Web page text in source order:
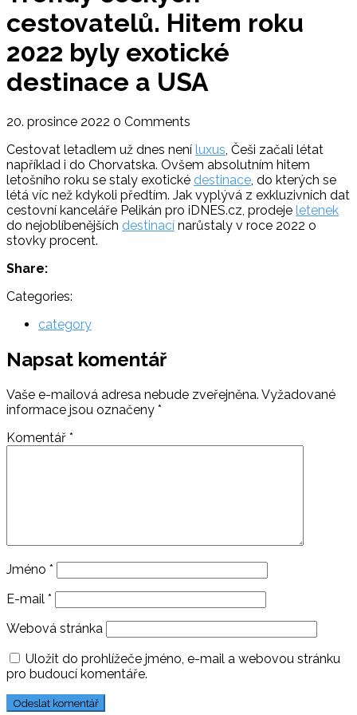
cestovatelů. Hitem roku
2022 byly exotické
destinace a USA
20. prosince 2022 0 Comments
Cestovat letadlem už dnes není luxus, Češi začali létat
například i do Chorvatska. Ovšem absolutním hitem
letošního roku se staly exotické destinace, do kterých se
létá víc než kdykoli předtím. Jak vyplývá z exkluzivních dat
cestovní kanceláře Pelikán pro iDNES.cz, prodeje letenek
do nejoblíbenějších destinací narůstaly v roce 2022 o
stovky procent.
Share:
Categories:
category
Napsat komentář
Vaše e-mailová adresa nebude zveřejněna. Vyžadované
informace jsou označeny *
Komentář *
Jméno *
E-mail *
Webová stránka
Uložit do prohlížeče jméno, e-mail a webovou stránku
pro budoucí komentáře.